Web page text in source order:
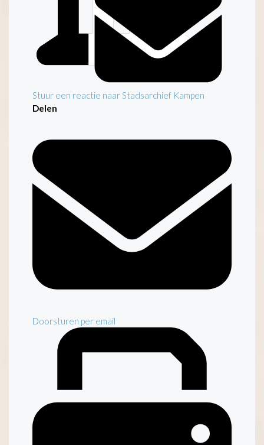
Stuur een reactie naar Stadsarchief Kampen
Delen
Doorsturen per email